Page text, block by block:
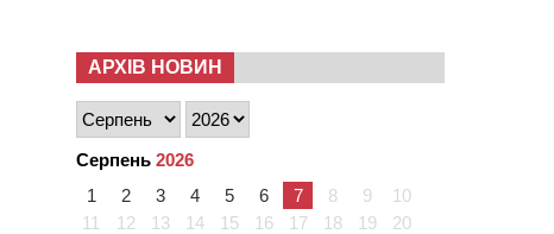
АРХІВ НОВИН
Серпень 2026
1
2 3 4 5 6 7 8 9
10
11
12 13 14 15 16 17 18 19
20